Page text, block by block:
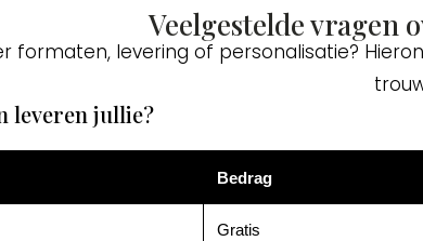
Veelgestelde vragen
formaten, levering of personalisatie?
leveren jullie?
Bedrag
Gratis